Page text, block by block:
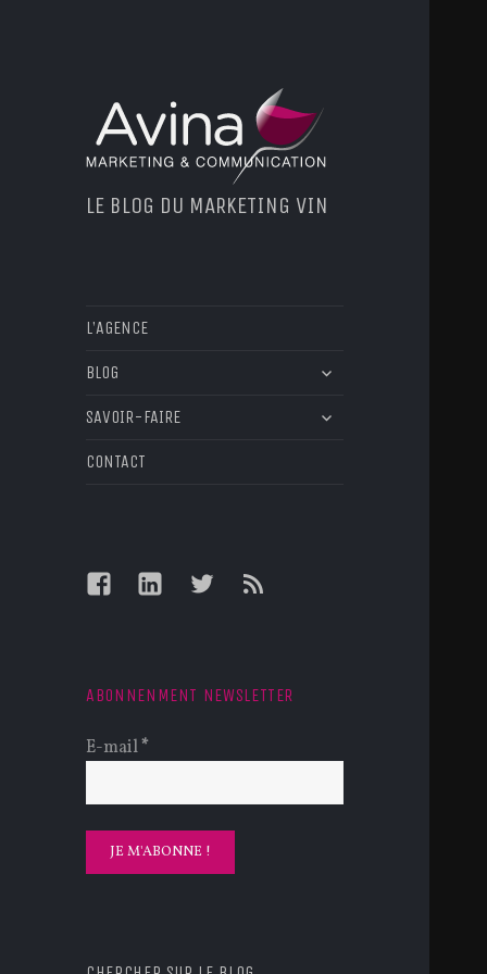
LE BLOG DU MARKETING VIN
L’AGENCE
BLOG
ouvrir
sous-
SAVOIR-FAIRE
ouvrir
CONTACT
FacebookLinkedInTwitterFeed
ABONNENMENT NEWSLETTER
E-mail*